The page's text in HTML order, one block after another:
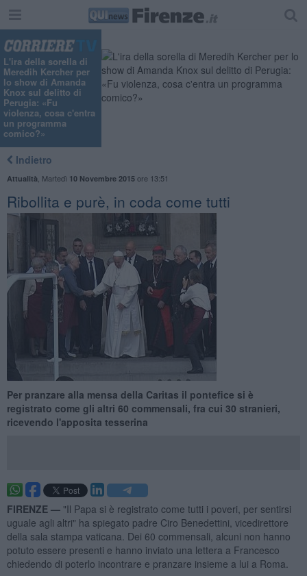
L'ira della sorella di
Meredih Kercher per
lo show di Amanda
Knox sul delitto di
Perugia: «Fu
violenza, cosa c'entra
un programma
comico?»
Indietro
Attualità Martedì 10 Novembre 2015ore 13:51
Ribollita e purè, in coda come tutti
Per pranzare alla mensa della Caritas il pontefice si è
registrato come gli altri 60 commensali, fra cui 30 stranieri,
ricevendo l'apposita tesserina
FIRENZE — "Il Papa si è registrato come tutti i poveri, per sentirsi
uguale agli altri" ha spiegato padre Ciro Benedettini, vicedirettore
della sala stampa vaticana. Dei 60 commensali, alcuni non hanno
potuto essere presenti e hanno inviato una lettera a Francesco
chiedendo di poterlo incontrare e pranzare insieme a lui a Roma.